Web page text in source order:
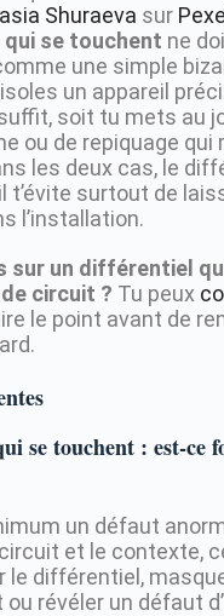
Shuraeva sur
se touchent ne
une simple
un appareil
soit tu mets au
ou de repiquage qui
les deux cas, le
t’évite surtout de
l’installation.
sur un différentiel
circuit ? Tu peux
le point avant de
se touchent : est-ce
un défaut
et le contexte,
le différentiel,
révéler un défaut